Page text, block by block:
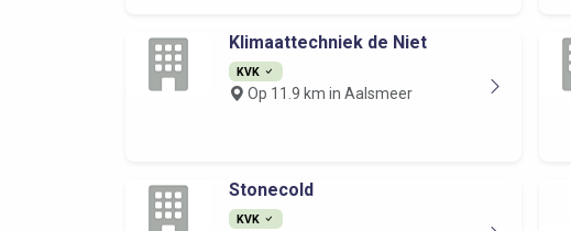
Klimaattechniek de Niet
KVK
Op 11.9 km in Aalsmeer
Stonecold
KVK